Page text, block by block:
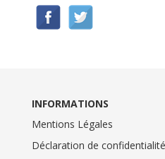
INFORMATIONS
Mentions Légales
Déclaration de